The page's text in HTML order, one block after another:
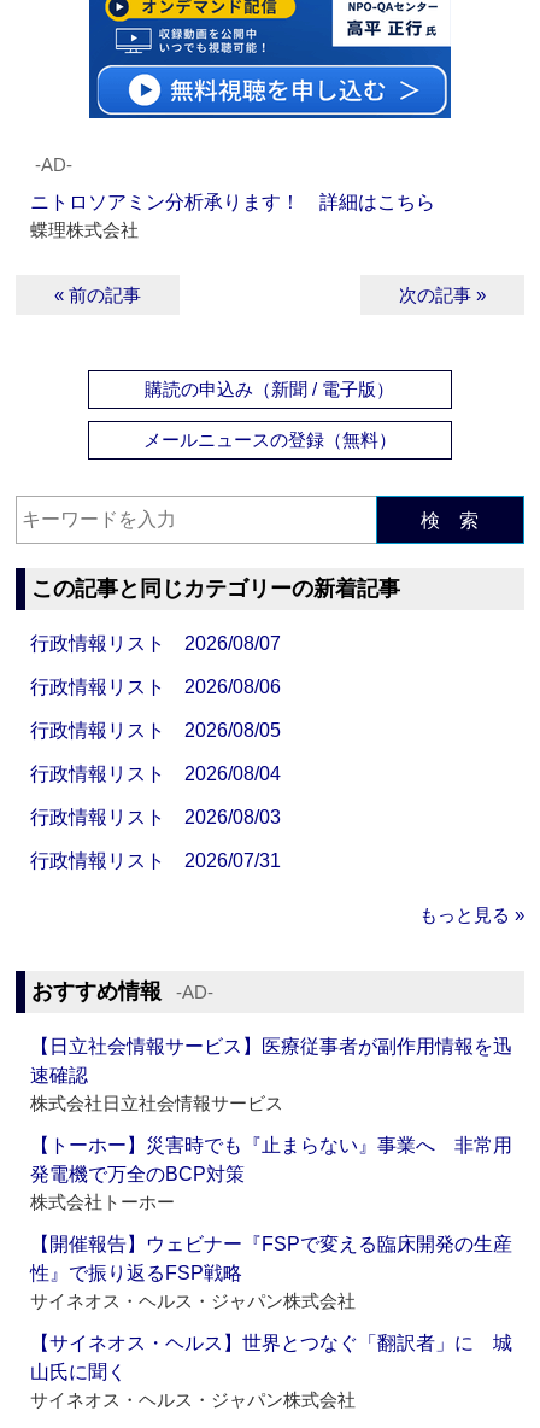
‐AD‐
ニトロソアミン分析承ります！ 詳細はこちら
蝶理株式会社
« 前の記事 次の記事 »
購読の申込み（新聞 / 電子版）
メールニュースの登録（無料）
検 索
この記事と同じカテゴリーの新着記事
行政情報リスト 2026/08/07
行政情報リスト 2026/08/06
行政情報リスト 2026/08/05
行政情報リスト 2026/08/04
行政情報リスト 2026/08/03
行政情報リスト 2026/07/31
もっと見る »
おすすめ情報 ‐AD‐
【日立社会情報サービス】医療従事者が副作用情報を迅
速確認
株式会社日立社会情報サービス
【トーホー】災害時でも『止まらない』事業へ 非常用
発電機で万全のBCP対策
株式会社トーホー
【開催報告】ウェビナー『FSPで変える臨床開発の生産
性』で振り返るFSP戦略
サイネオス・ヘルス・ジャパン株式会社
【サイネオス・ヘルス】世界とつなぐ「翻訳者」に 城
山氏に聞く
サイネオス・ヘルス・ジャパン株式会社